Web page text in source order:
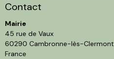
Contact
Mairie
45 rue de Vaux
60290 Cambronne-lès-Clermont
France